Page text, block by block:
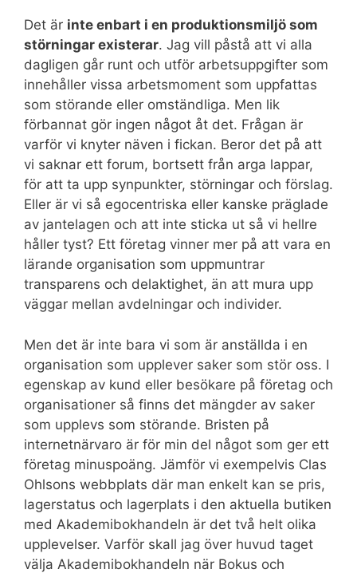
Det är inte enbart i en produktionsmiljö som
störningar existerar. Jag vill påstå att vi alla
dagligen går runt och utför arbetsuppgifter som
innehåller vissa arbetsmoment som uppfattas
som störande eller omständliga. Men lik
förbannat gör ingen något åt det. Frågan är
varför vi knyter näven i fickan. Beror det på att
vi saknar ett forum, bortsett från arga lappar,
för att ta upp synpunkter, störningar och förslag.
Eller är vi så egocentriska eller kanske präglade
av jantelagen och att inte sticka ut så vi hellre
håller tyst? Ett företag vinner mer på att vara en
lärande organisation som uppmuntrar
transparens och delaktighet, än att mura upp
väggar mellan avdelningar och individer.
Men det är inte bara vi som är anställda i en
organisation som upplever saker som stör oss. I
egenskap av kund eller besökare på företag och
organisationer så finns det mängder av saker
som upplevs som störande. Bristen på
internetnärvaro är för min del något som ger ett
företag minuspoäng. Jämför vi exempelvis Clas
Ohlsons webbplats där man enkelt kan se pris,
lagerstatus och lagerplats i den aktuella butiken
med Akademibokhandeln är det två helt olika
upplevelser. Varför skall jag över huvud taget
välja Akademibokhandeln när Bokus och